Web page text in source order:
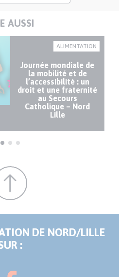
AUSSI
ALIMENTATION
Journée mondiale de
la mobilité et de
l’accessibilité : un
droit et une fraternité
au Secours
Catholique – Nord
Lille
DE NORD/LILLE
: